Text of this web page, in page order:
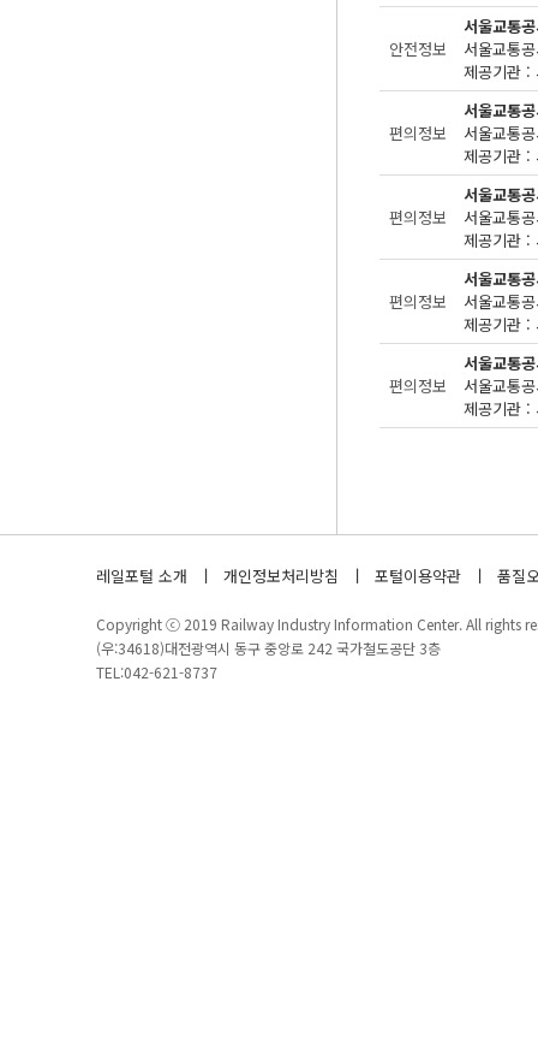
안전정보
서울교통
제공기관 :
편의정보
서울교통
제공기관 :
편의정보
서울교통
제공기관 :
편의정보
서울교통
제공기관 :
편의정보
서울교통
제공기관 :
레일포털 소개 개인정보처리방침 포털이용약관 품질
Copyright ⓒ 2019 Railway Industry Information Center. All rights
(우:34618)대전광역시 동구 중앙로 242 국가철도공단 3층
TEL:042-621-8737